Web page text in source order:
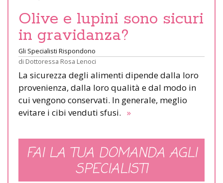
Olive e lupini sono sicuri
in gravidanza?
Gli Specialisti Rispondono
di Dottoressa Rosa Lenoci
La sicurezza degli alimenti dipende dalla loro
provenienza, dalla loro qualità e dal modo in
cui vengono conservati. In generale, meglio
evitare i cibi venduti sfusi. »
FAI LA TUA DOMANDA AGLI
SPECIALISTI